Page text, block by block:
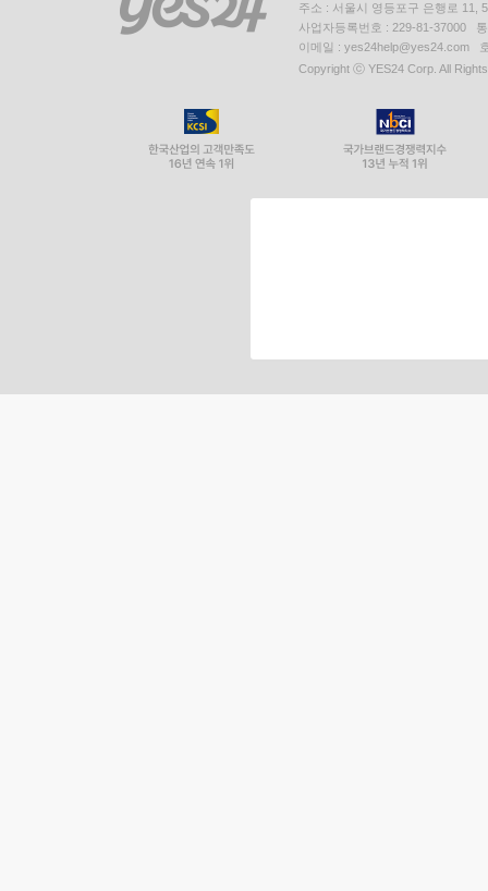
주소 : 서울시 영등포구 은행로 11,
사업자등록번호 : 229-81-37000
이메일 : yes24help@yes24.com
Copyright ⓒ YES24 Corp. All